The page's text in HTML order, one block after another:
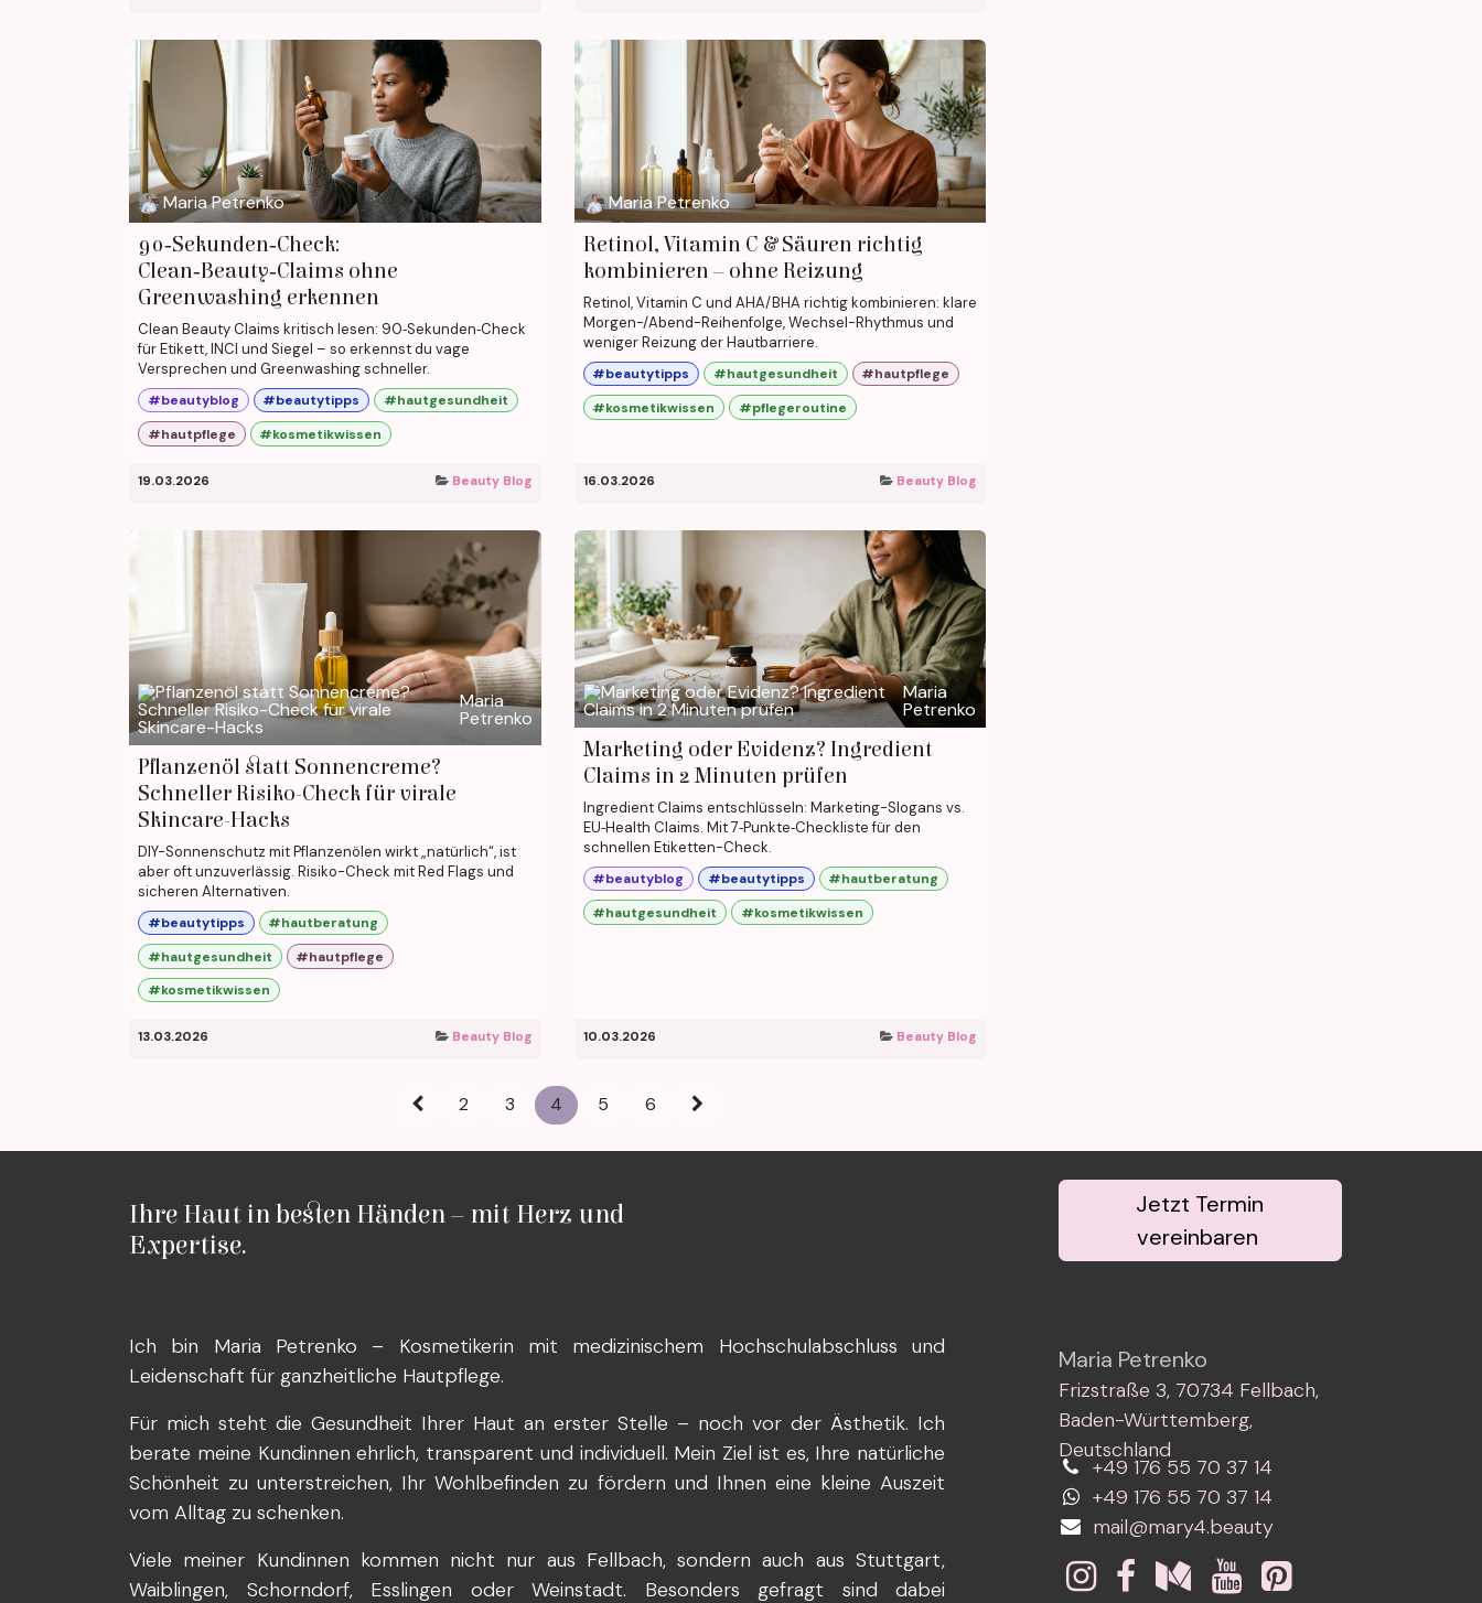
Maria Petrenko
90‑Sekunden‑Check:
Clean‑Beauty‑Claims ohne
Greenwashing erkennen
Clean Beauty Claims kritisch lesen: 90‑Sekunden‑Check
für Etikett, INCI und Siegel – so erkennst du vage
Versprechen und Greenwashing schneller.
#beautyblog #beautytipps
#hautgesundheit
#hautpflege
#kosmetikwissen
19.03.2026 Beauty Blog
Maria Petrenko
Retinol, Vitamin C & Säuren richtig
kombinieren – ohne Reizung
Retinol, Vitamin C und AHA/BHA richtig kombinieren: klare
Morgen-/Abend-Reihenfolge, Wechsel-Rhythmus und
weniger Reizung der Hautbarriere.
#beautytipps #hautgesundheit
#hautpflege
#kosmetikwissen
#pflegeroutine
16.03.2026 Beauty Blog
Maria
Petrenko
Pflanzenöl statt Sonnencreme?
Schneller Risiko-Check für virale
Skincare-Hacks
DIY-Sonnenschutz mit Pflanzenölen wirkt „natürlich“, ist
aber oft unzuverlässig. Risiko-Check mit Red Flags und
sicheren Alternativen.
#beautytipps
#hautberatung
#hautgesundheit
#hautpflege
#kosmetikwissen
13.03.2026 Beauty Blog
Maria
Petrenko
Marketing oder Evidenz? Ingredient
Claims in 2 Minuten prüfen
Ingredient Claims entschlüsseln: Marketing-Slogans vs.
EU‑Health Claims. Mit 7‑Punkte‑Checkliste für den
schnellen Etiketten-Check.
#beautyblog #beautytipps
#hautberatung
#hautgesundheit
#kosmetikwissen
10.03.2026 Beauty Blog
2 3 4 5 6
Ihre Haut in besten Händen – mit Herz und
Expertise.
Jetzt Termin
vereinbaren
Ich bin Maria Petrenko – Kosmetikerin mit medizinischem Hochschulabschluss und
Leidenschaft für ganzheitliche Hautpflege.
Für mich steht die Gesundheit Ihrer Haut an erster Stelle – noch vor der Ästhetik. Ich
berate meine Kundinnen ehrlich, transparent und individuell. Mein Ziel ist es, Ihre natürliche
Schönheit zu unterstreichen, Ihr Wohlbefinden zu fördern und Ihnen eine kleine Auszeit
vom Alltag zu schenken.
Viele meiner Kundinnen kommen nicht nur aus Fellbach, sondern auch aus Stuttgart,
Waiblingen, Schorndorf, Esslingen oder Weinstadt. Besonders gefragt sind dabei
Maria Petrenko
Frizstraße 3, 70734 Fellbach,
Baden-Württemberg,
Deutschland
+49 176 55 70 37 14
+49 176 55 70 37 14
mail@mary4.beauty